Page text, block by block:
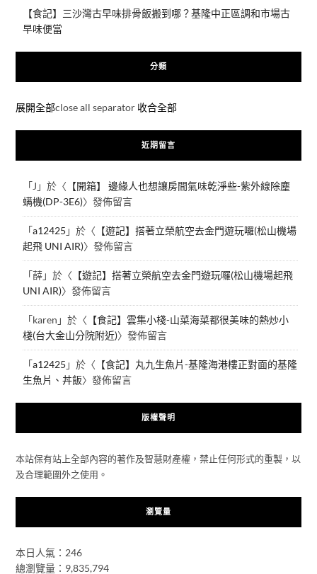
【食記】三沙灣古早味排骨飯搬到哪？基隆中正區調和市場古
早味便當
分類
展開全部close all separator 收合全部
近期留言
「J 」於〈 【開箱】 邊緣人也想讓房間氣味乾淨些-紫外線除塵
螨機(DP-3E6)〉發佈留言
「a12425 」於〈 【遊記】搭著立榮航空去金門遊玩囉(松山機場
起飛 UNI AIR)〉發佈留言
「薛」於〈 【遊記】搭著立榮航空去金門遊玩囉(松山機場起飛
UNI AIR)〉發佈留言
「karen 」於〈 【食記】雲集小棧-山菜海菜都很美味的熱炒小
棧(台大金山分院附近)〉發佈留言
「a12425 」於〈 【食記】丸九生魚片-基隆海港樓正對面的基隆
生魚片、丼飯〉發佈留言
版權聲明
本站保有站上全部內容的著作及智慧財產權，禁止任何形式的重製，以
及合理範圍外之使用。
瀏覽量
本日人氣：246
總瀏覽量：9,835,794